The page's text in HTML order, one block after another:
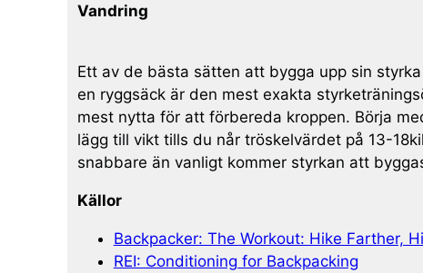
Vandring
Ett av de bästa sätten att bygga upp sin
en ryggsäck är den mest exakta
mest nytta för att förbereda kroppen. Börja
lägg till vikt tills du når tröskelvärdet på 13-
snabbare än vanligt kommer styrkan att
Källor
Backpacker: The Workout: Hike Farther,
REI: Conditioning for Backpacking